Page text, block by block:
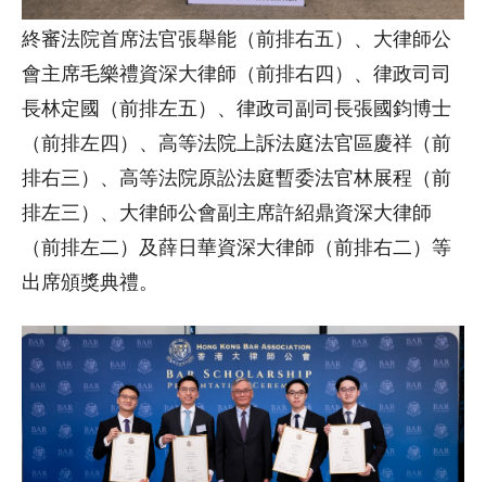
終審法院首席法官張舉能（前排右五）、大律師公
會主席毛樂禮資深大律師（前排右四）、律政司司
長林定國（前排左五）、律政司副司長張國鈞博士
（前排左四）、高等法院上訴法庭法官區慶祥（前
排右三）、高等法院原訟法庭暫委法官林展程（前
排左三）、大律師公會副主席許紹鼎資深大律師
（前排左二）及薛日華資深大律師（前排右二）等
出席頒獎典禮。